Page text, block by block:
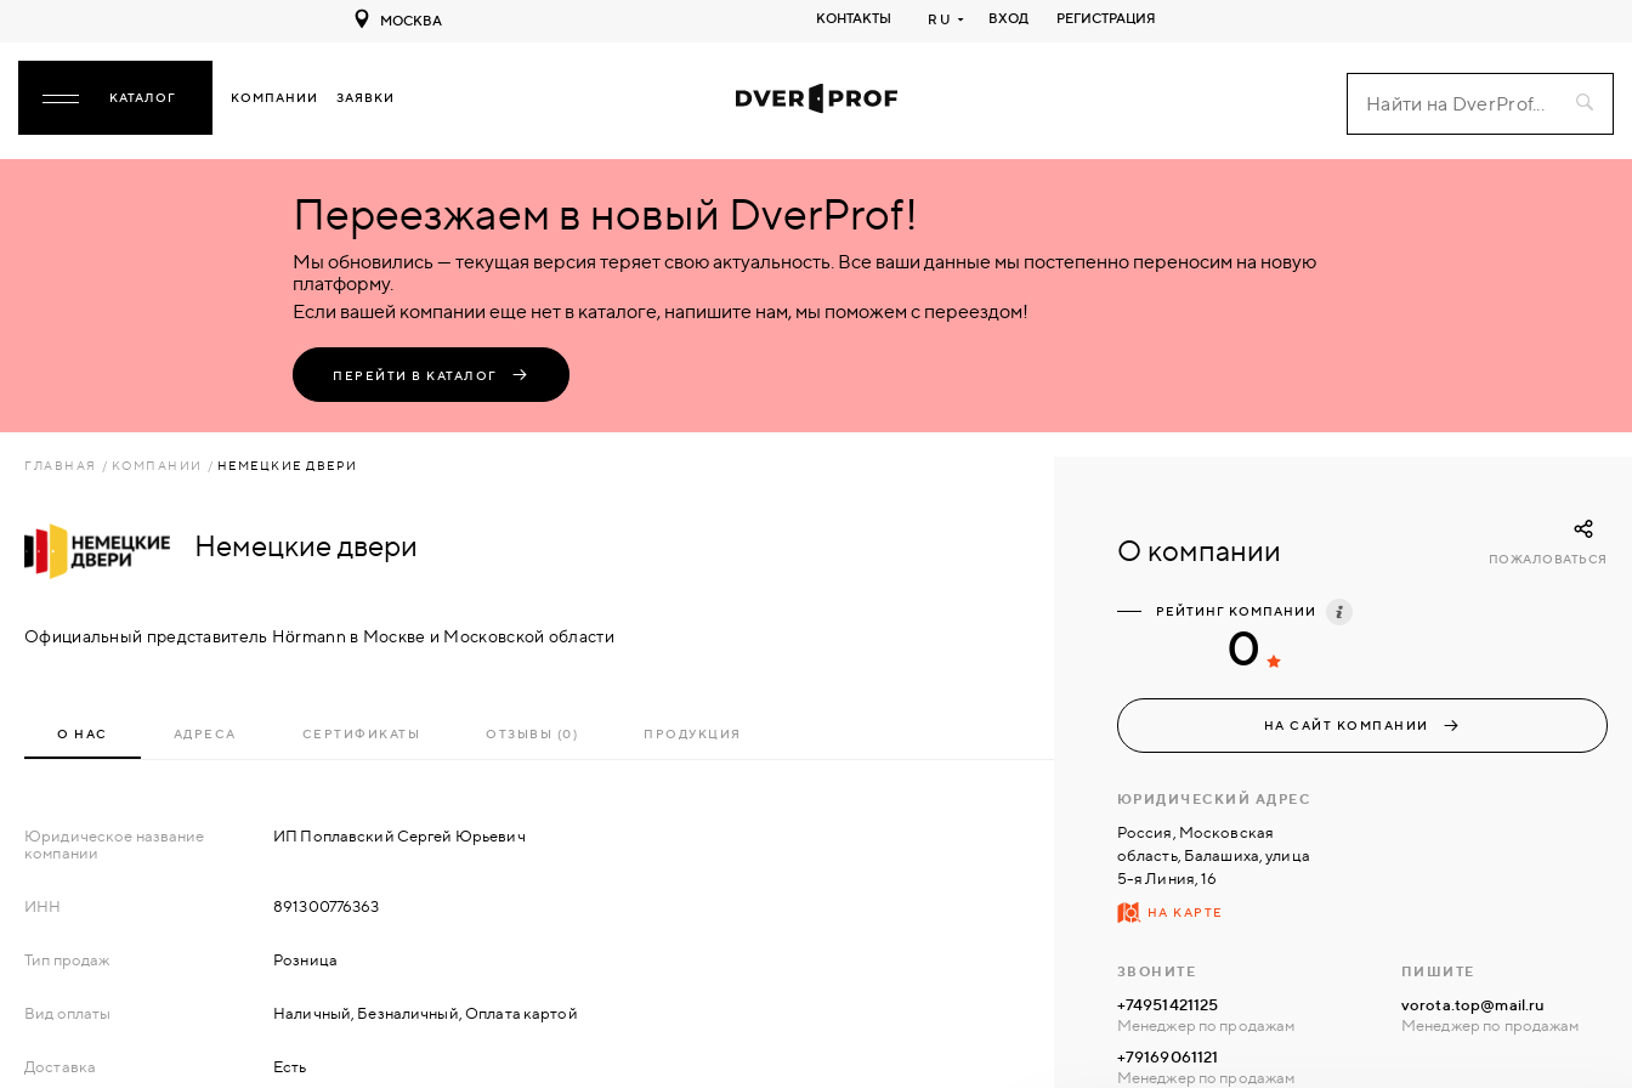
МОСКВА КОНТАКТЫ RU ВХОД РЕГИСТРАЦИЯ
КОМПАНИИ ЗАЯВКИ
НАЗАД
ПЛАСТИКОВЫЕ
КОМБИНИРОВАННЫЕ
ДЕРЕВЯННЫЕ
СТЕКЛЯННЫЕ
МЕТАЛЛИЧЕСКИЕ
АКСЕССУАРЫ
КОМПЛЕКТУЮЩИЕ
ДОМ"
Межкомнатные
Деревянные
Пластиковые
Комбинированные
Входные
Металлические
Пластиковые
Стеклянные
Комбинированные
Специализированные
Металлические
Пластиковые
Стеклянные
Комбинированные
Переезжаем в новый DverProf!
Мы обновились — текущая версия теряет свою актуальность. Все ваши данные мы постепенно переносим на новую
платформу.
Если вашей компании еще нет в каталоге, напишите нам, мы поможем с переездом!
ПЕРЕЙТИ В КАТАЛОГ
ГЛАВНАЯ КОМПАНИИ НЕМЕЦКИЕ ДВЕРИ
Немецкие двери
Официальный представитель Hörmann в Москве и Московской области
О НАС АДРЕСА СЕРТИФИКАТЫ ОТЗЫВЫ (0) ПРОДУКЦИЯ
Юридическое название
компании
ИП Поплавский Сергей Юрьевич
ИНН 891300776363
Тип продаж Розница
Вид оплаты Наличный, Безналичный, Оплата картой
Доставка Есть
О компании ПОЖАЛОВАТЬСЯ
РЕЙТИНГ КОМПАНИИ
0
НА САЙТ КОМПАНИИ
ЮРИДИЧЕСКИЙ АДРЕС
Россия, Московская
область, Балашиха, улица
5-я Линия, 16
НА КАРТЕ
ЗВОНИТЕ
+74951421125
Менеджер по продажам
+79169061121
Менеджер по продажам
ПИШИТЕ
vorota.top@mail.ru
Менеджер по продажам